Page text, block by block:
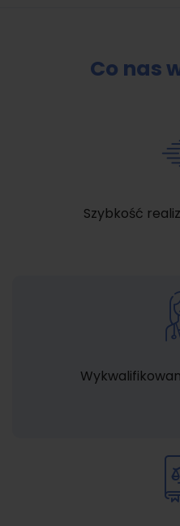
Co nas
Szybkość